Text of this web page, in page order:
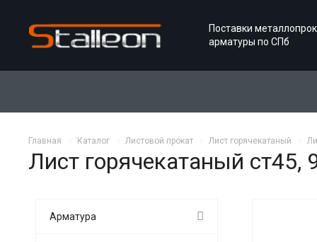
Поставки
арматуры по СПб
Главная Каталог Листовой прокат Лист горячекатаный
Лист горячекатаный ст45,
Арматура